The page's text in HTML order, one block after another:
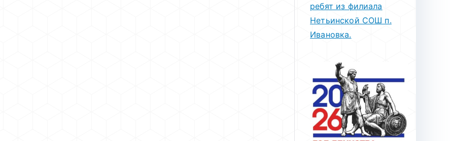
ребят из филиала
Нетьинской СОШ п.
Ивановка.